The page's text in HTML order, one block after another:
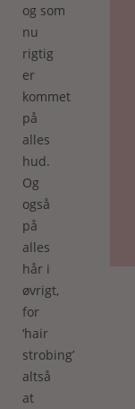
og som
nu
rigtig
er
kommet
på
alles
hud.
Og
også
på
alles
hår i
øvrigt,
for
‘hair
strobing’
altså
at